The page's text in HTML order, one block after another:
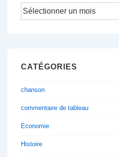
Archives
CATÉGORIES
chanson
commentaire de tableau
Economie
Histoire